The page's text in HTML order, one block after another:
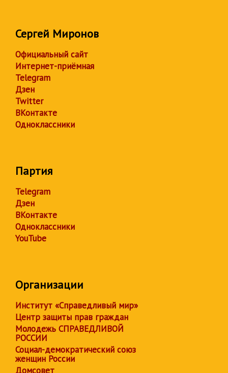
Сергей Миронов
Официальный сайт
Интернет-приёмная
Telegram
Дзен
Twitter
ВКонтакте
Одноклассники
Партия
Telegram
Дзен
ВКонтакте
Одноклассники
YouTube
Организации
Институт «Справедливый мир»
Центр защиты прав граждан
Молодежь СПРАВЕДЛИВОЙ
РОССИИ
Социал-демократический союз
женщин России
Домсовет